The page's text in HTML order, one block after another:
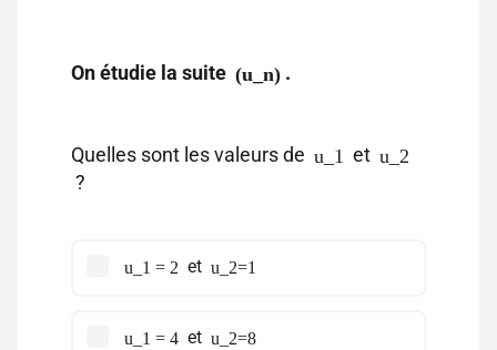
On étudie la suite (u_n) .
Quelles sont les valeurs de u_1 et u_2
?
u_1 = 2 et u_2=1
u_1 = 4 et u_2=8